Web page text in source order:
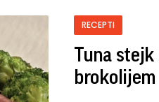
RECEPTI
Tuna stejk
brokolijem